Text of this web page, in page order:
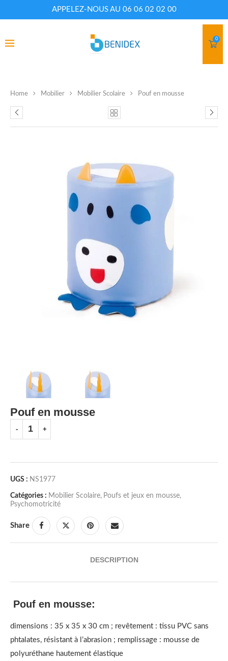
APPELEZ-NOUS AU 06 06 02 02 00
0
Home Mobilier Mobilier Scolaire Pouf en mousse
Pouf en mousse
UGS : NS1977
Catégories : Mobilier Scolaire, Poufs et jeux en mousse,
Psychomotricité
Share
DESCRIPTION
Pouf en mousse:
dimensions : 35 x 35 x 30 cm ; revêtement : tissu PVC sans
phtalates, résistant à l’abrasion ; remplissage : mousse de
polyuréthane hautement élastique